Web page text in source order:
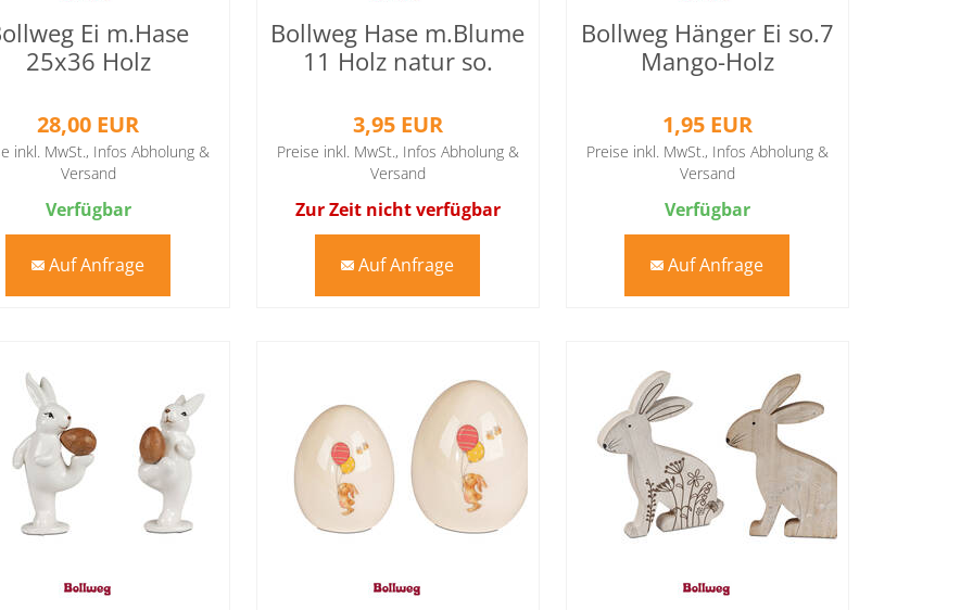
Ei m.Hase
25x36 Holz
28,00 EUR
inkl. MwSt., Infos Abholung &
Versand
Verfügbar
mail Auf Anfrage
Bollweg Hase m.Blume
11 Holz natur so.
3,95 EUR
Preise inkl. MwSt., Infos Abholung &
Versand
Zur Zeit nicht verfügbar
mail Auf Anfrage
Bollweg Hänger Ei so.7
Mango-Holz
1,95 EUR
Preise inkl. MwSt., Infos Abholung &
Versand
Verfügbar
mail Auf Anfrage